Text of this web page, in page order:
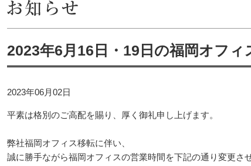
2023年6月16日・19日の福岡オフィ
2023年06月02日
平素は格別のご高配を賜り、厚く御礼申し上げます。
弊社福岡オフィス移転に伴い、
誠に勝手ながら福岡オフィスの営業時間を下記の通り変更さ